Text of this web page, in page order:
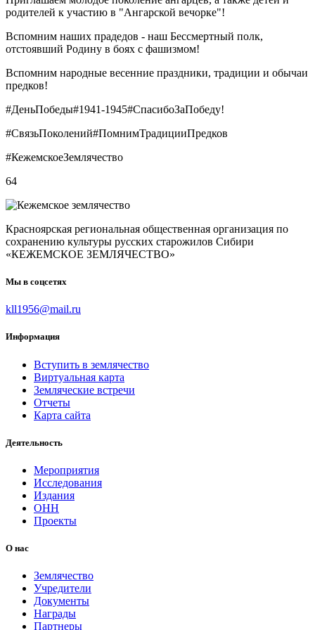
родителей к участию в "Ангарской вечорке"!
Вспомним наших прадедов - наш Бессмертный полк,
отстоявший Родину в боях с фашизмом!
Вспомним народные весенние праздники, традиции и обычаи
предков!
#ДеньПобеды#1941-1945#СпасибоЗаПобеду!
#СвязьПоколений#ПомнимТрадицииПредков
#КежемскоеЗемлячество
64
Красноярская региональная общественная организация по
сохранению культуры русских старожилов Сибири
«КЕЖЕМСКОЕ ЗЕМЛЯЧЕСТВО»
Мы в соцсетях
kll1956@mail.ru
Информация
Вступить в землячество
Виртуальная карта
Земляческие встречи
Отчеты
Карта сайта
Деятельность
Мероприятия
Исследования
Издания
ОНН
Проекты
О нас
Землячество
Учредители
Документы
Награды
Партнеры